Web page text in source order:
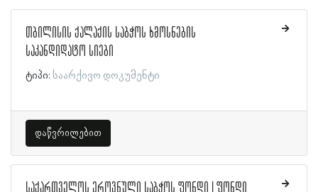
თბილისის ქალაქის საბჭოს ხმოსნების
საკანდიდატო სიები
ტიპი: საარქივო დოკუმენტი
დაწვრილებით
საქართველოს ეროვნული საბჭოს ფონდი | ფონდი